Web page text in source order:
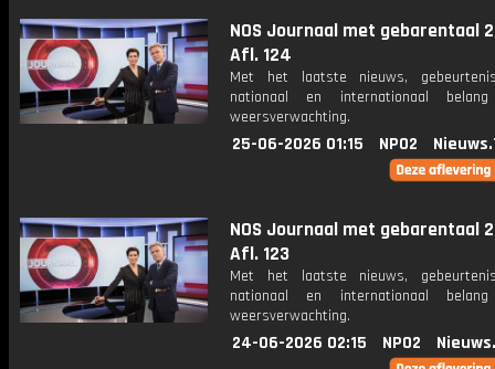
NOS Journaal met gebarentaal
Afl. 124
Met het laatste nieuws,
nationaal en internationaal
weersverwachting.
25-06-2026 01:15 NPO2
NOS Journaal met gebarentaal
Afl. 123
Met het laatste nieuws,
nationaal en internationaal
weersverwachting.
24-06-2026 02:15 NPO2